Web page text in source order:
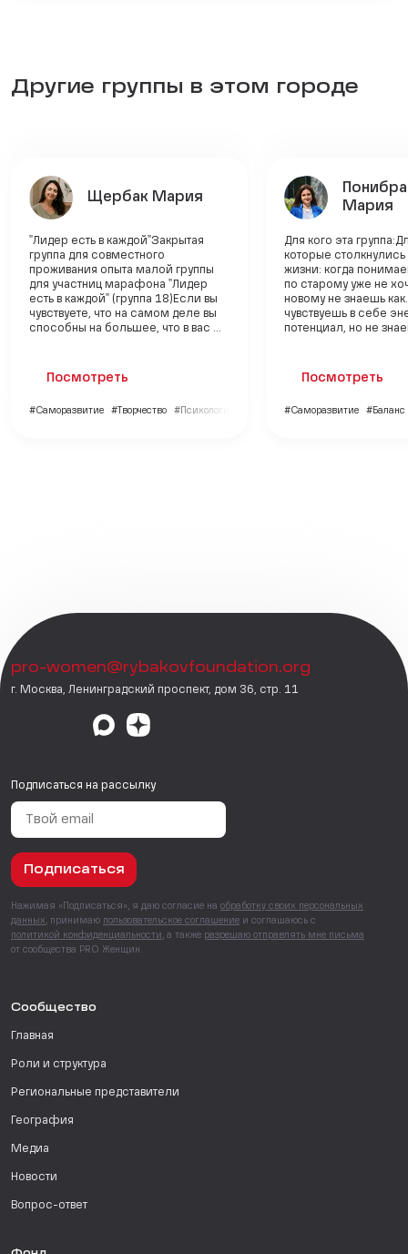
Другие группы в этом городе
Щербак Мария
"Лидер есть в каждой"Закрытая
группа для совместного
проживания опыта малой группы
для участниц марафона "Лидер
есть в каждой" (группа 18)Если вы
чувствуете, что на самом деле вы
способны на большее, что в вас ...
Посмотреть
#Саморазвитие #Творчество #Психология
Мария
Для кого эта
которые
жизни: когда
по старому уже не
новому не знаешь
чувствуешь в себе
потенциал, но не
Посмотреть
#Саморазвитие
pro-women@rybakovfoundation.org
г. Москва, Ленинградский проспект, дом 36, стр. 11
Подписаться на рассылку
Подписаться
Нажимая «Подписаться», я даю согласие на обработку своих персональных
данных , принимаю пользовательское соглашение и соглашаюсь с
политикой конфиденциальности , а также разрешаю отправлять мне письма
от сообщества PRO Женщин.
Сообщество
Главная
Роли и структура
Региональные представители
География
Медиа
Новости
Вопрос-ответ